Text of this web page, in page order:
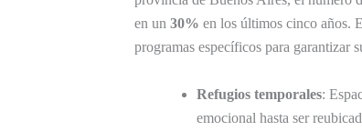
en un 30% en los últimos cinco años.
programas específicos para garantizar
Refugios temporales:
emocional hasta ser